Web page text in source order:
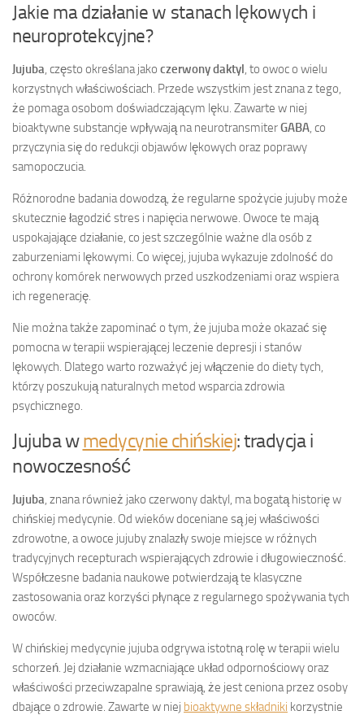
Jakie ma działanie w stanach lękowych i
neuroprotekcyjne?
Jujuba, często określana jako czerwony daktyl, to owoc o wielu
korzystnych właściwościach. Przede wszystkim jest znana z tego,
że pomaga osobom doświadczającym lęku. Zawarte w niej
bioaktywne substancje wpływają na neurotransmiterGABA, co
przyczynia się do redukcji objawów lękowych oraz poprawy
samopoczucia.
Różnorodne badania dowodzą, że regularne spożycie jujuby może
skutecznie łagodzić stres i napięcia nerwowe. Owoce te mają
uspokajające działanie, co jest szczególnie ważne dla osób z
zaburzeniami lękowymi. Co więcej, jujuba wykazuje zdolność do
ochrony komórek nerwowych przed uszkodzeniami oraz wspiera
ich regenerację.
Nie można także zapominać o tym, że jujuba może okazać się
pomocna w terapii wspierającej leczenie depresji i stanów
lękowych. Dlatego warto rozważyć jej włączenie do diety tych,
którzy poszukują naturalnych metod wsparcia zdrowia
psychicznego.
Jujuba wmedycynie chińskiej: tradycja i
nowoczesność
Jujuba, znana również jako czerwony daktyl, ma bogatą historię w
chińskiej medycynie. Od wieków doceniane są jej właściwości
zdrowotne, a owoce jujuby znalazły swoje miejsce w różnych
tradycyjnych recepturach wspierających zdrowie i długowieczność.
Współczesne badania naukowe potwierdzają te klasyczne
zastosowania oraz korzyści płynące z regularnego spożywania tych
owoców.
W chińskiej medycynie jujuba odgrywa istotną rolę w terapii wielu
schorzeń. Jej działanie wzmacniające układ odpornościowy oraz
właściwości przeciwzapalne sprawiają, że jest ceniona przez osoby
dbające o zdrowie. Zawarte w niej bioaktywne składniki korzystnie